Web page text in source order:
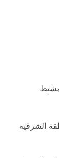
الشرقية